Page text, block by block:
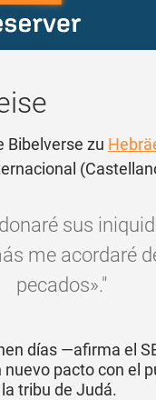
Bibelverse zu
sus
me acordaré
pecados»."
días —afirma el
nuevo pacto con el
tribu de Judá.